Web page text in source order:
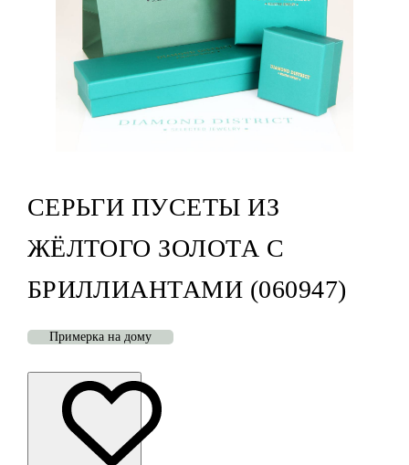
СЕРЬГИ ПУСЕТЫ ИЗ
ЖЁЛТОГО ЗОЛОТА С
БРИЛЛИАНТАМИ (060947)
Примерка на дому